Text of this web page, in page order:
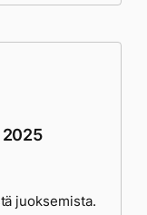
2025
juoksemista.